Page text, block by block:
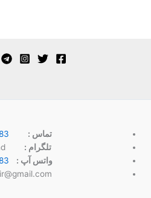
تماس :
تلگرام :
واتس آپ :